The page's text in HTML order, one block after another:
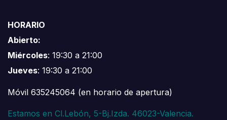
HORARIO
Abierto:
Miércoles: 19:30 a 21:00
Jueves: 19:30 a 21:00
Móvil 635245064 (en horario de apertura)
Estamos en Cl.Lebón, 5-Bj.Izda. 46023-Valencia.